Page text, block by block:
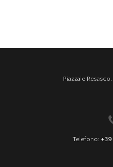
Piazzale
Telefono: